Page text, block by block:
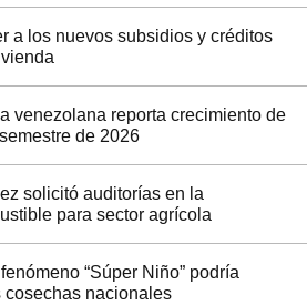
a los nuevos subsidios y créditos
venezolana reporta crecimiento de
de 2026
solicitó auditorías en la
para sector agrícola
“Súper Niño” podría
cosechas nacionales